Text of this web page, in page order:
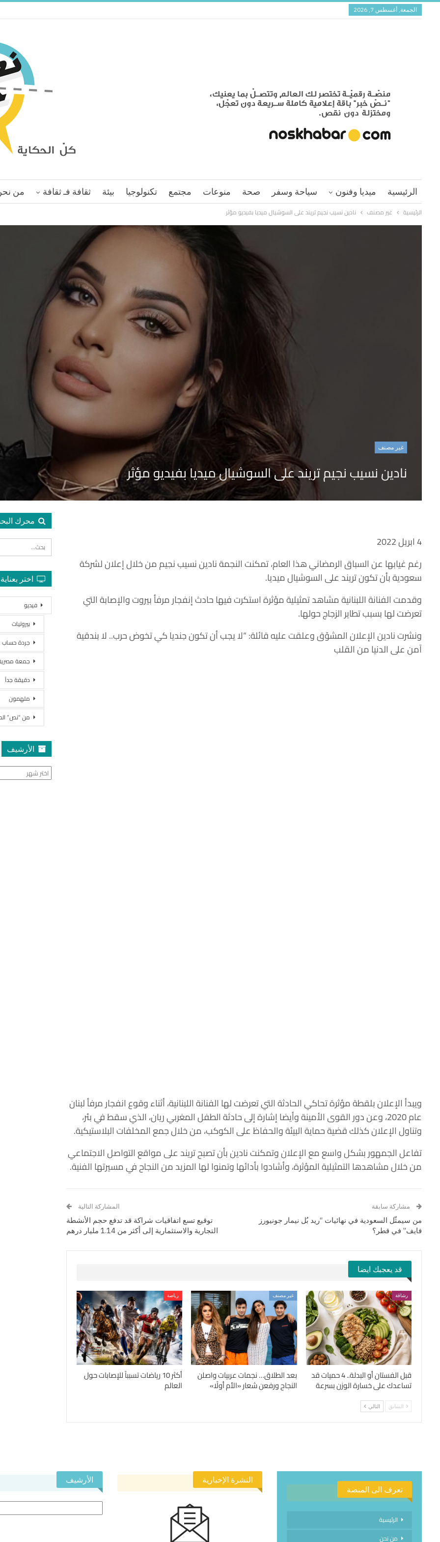
الجمعة, أغسطس 7, 2026
الرئيسية ميديا وفنون سياحة وسفر صحة منوعات مجتمع تكنولوجيا بيئة ثقافة فـ ثقافة
من
الرئيسية
غير مصنف نادين نسيب نجيم تريند على السوشيال ميديا بفيديو مؤثر
غير مصنف
نادين نسيب نجيم تريند على السوشيال ميديا بفيديو مؤثر
4 ابريل 2022
رغم غيابها عن السباق الرمضاني هذا العام، تمكنت النجمة نادين نسيب نجيم من خلال إعلان لشركة
سعودية بأن تكون تريند على السوشيال ميديا.
وقدمت الفنانة اللبنانية مشاهد تمثيلية مؤثرة استكرت فيها حادث إنفجار مرفأ بيروت والإصابة التي
تعرضت لها بسبب تطاير الزجاج حولها.
ونشرت نادين الإعلان المشوّق وعلقت عليه قائلة: “لا يجب أن تكون جنديا كي تخوض حرب.. لا بندقية
آمن على الدنيا من القلب
ويبدأ الإعلان بلقطة مؤثرة تحاكي الحادثة التي تعرضت لها الفنانة اللبنانية، أثناء وقوع انفجار مرفأ لبنان
عام 2020، وعن دور القوى الأمينة وأيضا إشارة إلى حادثة الطفل المغربي ريان، الذي سقط في بئر،
وتناول الإعلان كذلك قضية حماية البيئة والحفاظ على الكوكب، من خلال جمع المخلفات البلاستيكية.
تفاعل الجمهور بشكل واسع مع الإعلان وتمكنت نادين بأن تصبح تريند على مواقع التواصل الاجتماعي
من خلال مشاهدها التمثيلية المؤثرة، وأشادوا بأدائها وتمنوا لها المزيد من النجاح في مسيرتها الفنية.
مشاركة سابقة
من سيمثّل السعودية في نهائيات “ريد بُل نيمار جونيورز
فايف” في قطر؟
المشاركة التالية
توقيع تسع اتفاقيات شراكة قد تدفع حجم الأنشطة
التجارية والاستثمارية إلى أكثر من 1.14 مليار درهم
قد يعجبك ايضا
رشاقة
قبل الفستان أو البدلة.. 4 حميات قد
تساعدك على خسارة الوزن بسرعة
غير مصنف
بعد الطلاق… نجمات عربيات واصلن
النجاح ورفعن شعار «الأم أولًا»
رياضة
أكثر 10 رياضات تسبباً للإصابات حول
العالم
السابق التالي
محرك
اختر
فيديو
بيروتيات
جردة حساب
جمعة
دقيقة جداً
ملهمون
من “نص”
الأرشيف
الأرشيف
تعرف الى المنصة
الرئيسية
من نحن
النشرة الإخبارية الأرشيف